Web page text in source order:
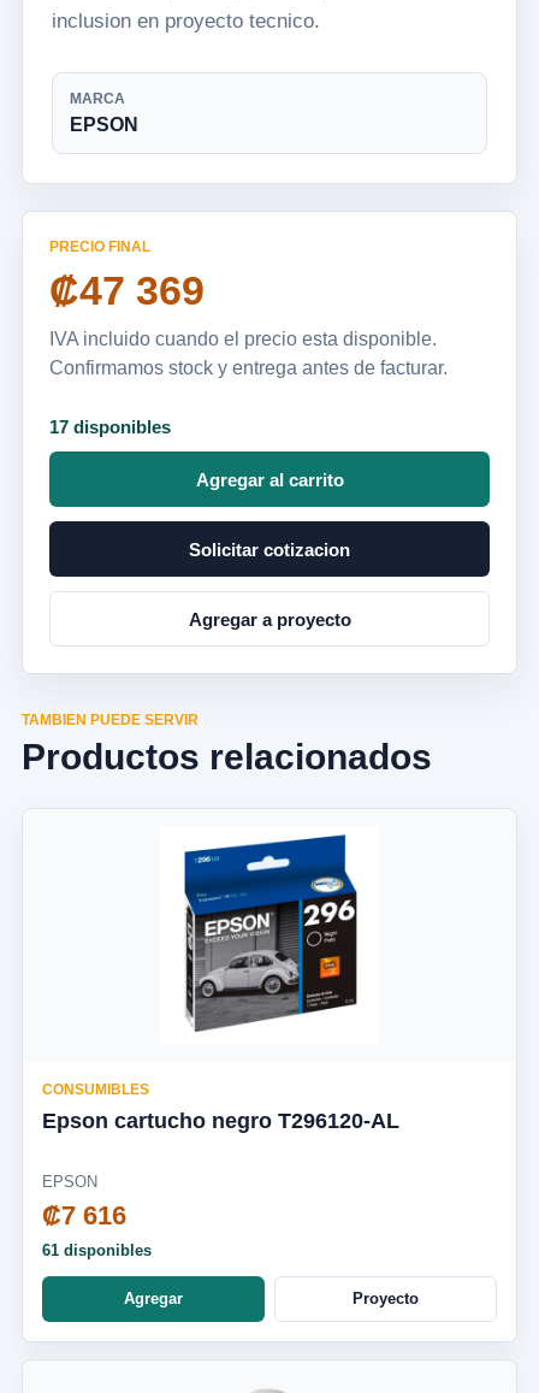
inclusion en proyecto tecnico.
MARCA
EPSON
PRECIO FINAL
₡47 369
IVA incluido cuando el precio esta disponible.
Confirmamos stock y entrega antes de facturar.
17 disponibles
Agregar al carrito
Solicitar cotizacion
Agregar a proyecto
TAMBIEN PUEDE SERVIR
Productos relacionados
CONSUMIBLES
Epson cartucho negro T296120-AL
EPSON
₡7 616
61 disponibles
Agregar Proyecto